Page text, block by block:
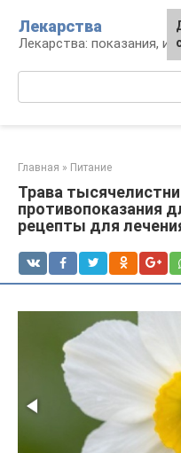
контенту
Лекарства
Лекарства: показания,
Главная » Питание
Трава
противопоказания
рецепты для